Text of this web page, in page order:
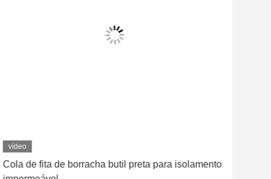
vídeo
Cola de fita de borracha butil preta para isolamento